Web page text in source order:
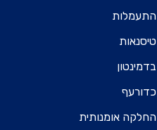
התעמלות
טיסנאות
בדמינטון
כדורעף
החלקה אומנותית